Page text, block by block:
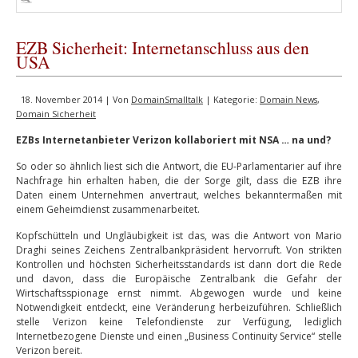
EZB Sicherheit: Internetanschluss aus den
USA
18. November 2014 | Von DomainSmalltalk | Kategorie: Domain News,
Domain Sicherheit
EZBs Internetanbieter Verizon kollaboriert mit NSA … na und?
So oder so ähnlich liest sich die Antwort, die EU-Parlamentarier auf ihre
Nachfrage hin erhalten haben, die der Sorge gilt, dass die EZB ihre
Daten einem Unternehmen anvertraut, welches bekanntermaßen mit
einem Geheimdienst zusammenarbeitet.
Kopfschütteln und Ungläubigkeit ist das, was die Antwort von Mario
Draghi seines Zeichens Zentralbankpräsident hervorruft. Von strikten
Kontrollen und höchsten Sicherheitsstandards ist dann dort die Rede
und davon, dass die Europäische Zentralbank die Gefahr der
Wirtschaftsspionage ernst nimmt. Abgewogen wurde und keine
Notwendigkeit entdeckt, eine Veränderung herbeizuführen. Schließlich
stelle Verizon keine Telefondienste zur Verfügung, lediglich
Internetbezogene Dienste und einen „Business Continuity Service“ stelle
Verizon bereit.